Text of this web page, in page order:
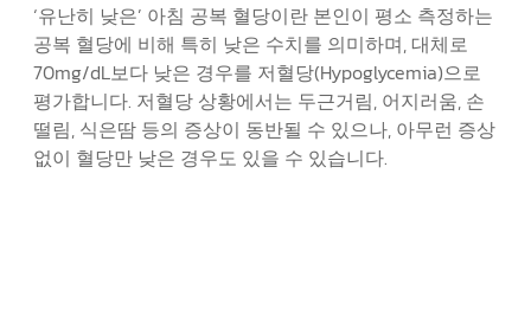
‘유난히 낮은’ 아침 공복 혈당이란 본인이 평소 측정하는
공복 혈당에 비해 특히 낮은 수치를 의미하며, 대체로
70mg/dL보다 낮은 경우를 저혈당(Hypoglycemia)으로
평가합니다. 저혈당 상황에서는 두근거림, 어지러움, 손
떨림, 식은땀 등의 증상이 동반될 수 있으나, 아무런 증상
없이 혈당만 낮은 경우도 있을 수 있습니다.